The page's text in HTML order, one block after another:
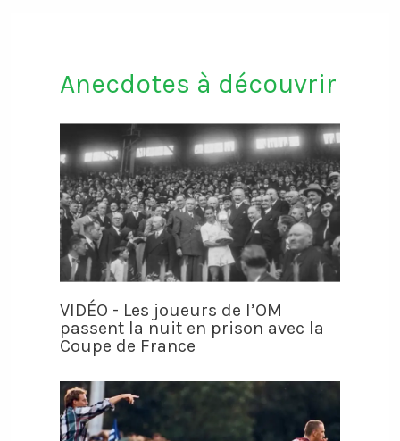
Anecdotes à découvrir
VIDÉO - Les joueurs de l’OM
passent la nuit en prison avec la
Coupe de France